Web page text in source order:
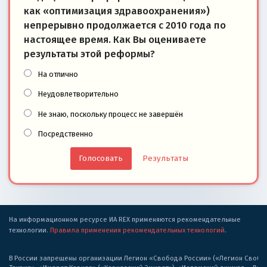
как «оптимизация здравоохранения»)
непрерывно продолжается с 2010 года по
настоящее время. Как Вы оцениваете
результаты этой реформы?
На отлично
Неудовлетворительно
Не знаю, поскольку процесс не завершён
Посредственно
Результаты
На информационном ресурсе ИА REX применяются рекомендательные
технологии. Правила применения рекомендательных технологий.
В России запрещены организации Легион «Свобода России» («Легион